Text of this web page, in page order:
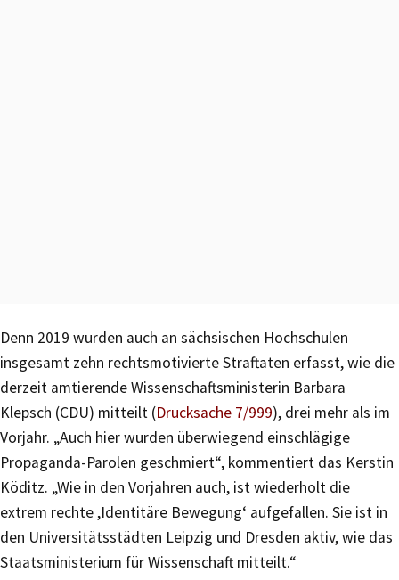
Denn 2019 wurden auch an sächsischen Hochschulen
insgesamt zehn rechtsmotivierte Straftaten erfasst, wie die
derzeit amtierende Wissenschaftsministerin Barbara
Klepsch (CDU) mitteilt (Drucksache 7/999), drei mehr als im
Vorjahr. „Auch hier wurden überwiegend einschlägige
Propaganda-Parolen geschmiert“, kommentiert das Kerstin
Köditz. „Wie in den Vorjahren auch, ist wiederholt die
extrem rechte ,Identitäre Bewegung‘ aufgefallen. Sie ist in
den Universitätsstädten Leipzig und Dresden aktiv, wie das
Staatsministerium für Wissenschaft mitteilt.“